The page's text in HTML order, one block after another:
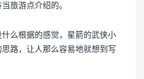
旅游点介绍的。
么根据的感觉，星箭的武侠小
路，让人那么容易地就想到写